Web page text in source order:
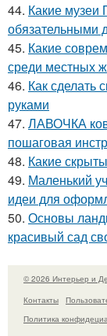
44. Какие музеи
обязательными
45. Какие
среди местных
46. Как сделать
руками
47. ЛАВОЧКА
пошаговая
48. Какие
49. Маленький
идеи для
50. Основы
красивый сад
© 2026 Интерьер и
Контакты
Политика